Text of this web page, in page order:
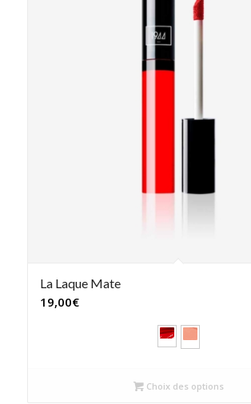
La Laque Mate
19,00€
Choix des options